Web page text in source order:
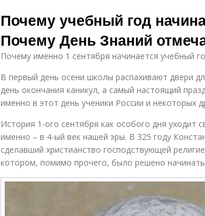
Почему учебный год
Почему День Знаний
Почему именно 1 сентября начинается учебный
В первый день осени школы распахивают двери
день окончания каникул, а самый настоящий
именно в этот день ученики России и некоторых
История 1-ого сентября как особого дня уходит
именно – в 4-ый век нашей эры. В 325 году
сделавший христианство господствующей
котором, помимо прочего, было решено